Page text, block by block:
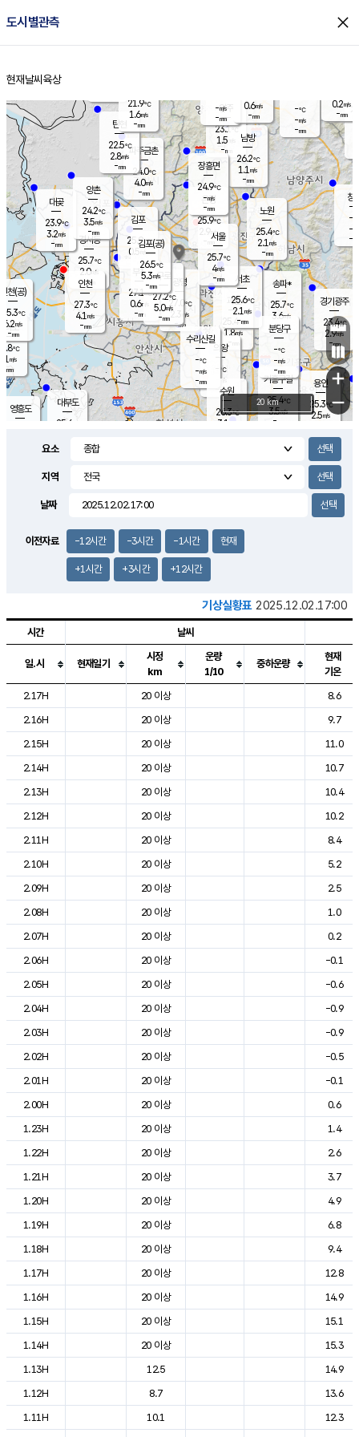
도시별관측 close
홈
현재날씨 육상
의도
℃
m/s
mm
영흥도
양주
23.1℃
1.5
-mm
과천
25.4℃
1.8m/s
- mm
용인
25.3℃
2.5m/s
경기광주
23.4℃
2.9m/s
-mm
2.5m/s
대부도
25.6
경서동
25.7℃
2.0m/s
-mm
파주금촌
24.0℃
4.0m/s
-mm
-℃
-m/s
-mm
대곶
23.9℃
3.2m/s
-mm
창
-
-m/
-
탄현
22.5℃
2.8m/s
-mm
0.2m/s
-mm
의왕
- ℃
m/s
mm
김포
25.9℃
0.5 m/s
mm
광명
27.0
℃
2.3 m/s
-mm
부천
27.1℃
0.6m/s
-mm
양촌
24.2℃
3.5m/s
-mm
구로
27.2℃
5.0m/s
-mm
은평
25.9℃
2.9 m/s
- mm
노원
25.4℃
2.1 m/s
-mm
송파*
25.7℃
3.6m/s
-mm
서초
25.6℃
2.1 m/s
-mm
남방
26.2℃
1.1 m/s
-mm
기흥구갈
25.4℃
3.5m/s
-
수리산길
-℃
-m/s
-mm
분당구
-℃
-m/s
-mm
장흥면
24.9℃
-m/s
-mm
-m/s
-mm
인천(공)
25.3℃
6.2m/s
-mm
김포(공)
26.5℃
5.3m/s
-mm
수원
26.3℃
3.1 m/s
인천
27.3℃
4.1 m/s
-mm
서울
25.7℃
4m/s
-mm
21.9℃
1.6m/s
-mm
0.6m/s
-mm
+
−
20 km
요소
지역
날짜
이전자료 -12시간 -3시간 -1시간 현재
+1시간 +3시간 +12시간
기상실황표 2025.12.02.17:00
도시별 기상실황표로 지점, 날씨, 기온, 강수, 바람, 기압등을 안내한 표입
시간 날씨
일.시 현재일기
시정
km
운량
1/10
중하운량
현재
기온
2.17H
20 이상
8.6
2.16H
20 이상
9.7
2.15H
20 이상
11.0
2.14H
20 이상
10.7
2.13H
20 이상
10.4
2.12H
20 이상
10.2
2.11H
20 이상
8.4
2.10H
20 이상
5.2
2.09H
20 이상
2.5
2.08H
20 이상
1.0
2.07H
20 이상
0.2
2.06H
20 이상
-0.1
2.05H
20 이상
-0.6
2.04H
20 이상
-0.9
2.03H
20 이상
-0.9
2.02H
20 이상
-0.5
2.01H
20 이상
-0.1
2.00H
20 이상
0.6
1.23H
20 이상
1.4
1.22H
20 이상
2.6
1.21H
20 이상
3.7
1.20H
20 이상
4.9
1.19H
20 이상
6.8
1.18H
20 이상
9.4
1.17H
20 이상
12.8
1.16H
20 이상
14.9
1.15H
20 이상
15.1
1.14H
20 이상
15.3
1.13H
12.5
14.9
1.12H
8.7
13.6
1.11H
10.1
12.3